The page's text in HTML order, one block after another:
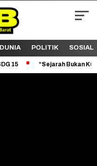
DUNIA POLITIK SOSIAL
“Sejarah Bukan Kutukan: